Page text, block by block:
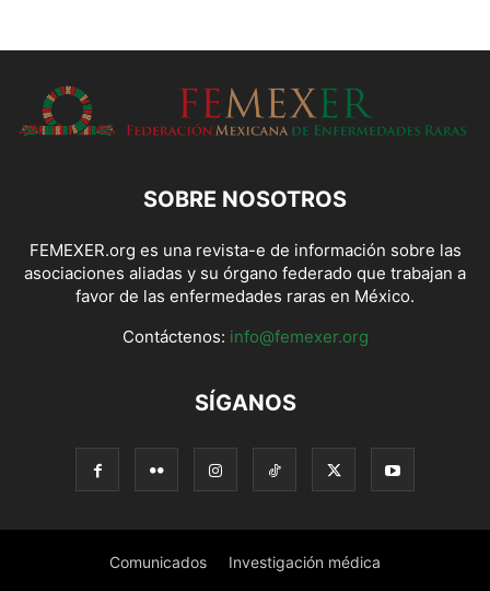
SOBRE NOSOTROS
FEMEXER.org es una revista-e de información sobre las
asociaciones aliadas y su órgano federado que trabajan a
favor de las enfermedades raras en México.
Contáctenos: info@femexer.org
SÍGANOS
Comunicados Investigación médica